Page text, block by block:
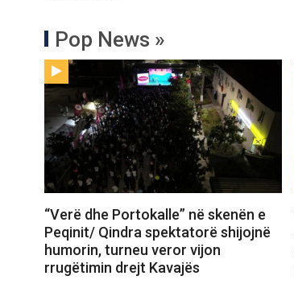
Pop News »
“Verë dhe Portokalle” në skenën e
Peqinit/ Qindra spektatorë shijojnë
humorin, turneu veror vijon
rrugëtimin drejt Kavajës